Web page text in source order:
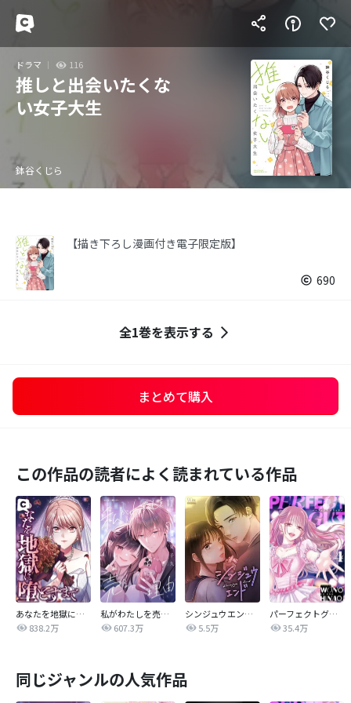
ドラマ 116
推しと出会いたくな
い女子大生
鉢谷くじら
【描き下ろし漫画付き電子限定版】
690
全1巻を表示する
まとめて購入
この作品の読者によく読まれている作品
あなたを地獄に堕とすまで
838.2万
私がわたしを売る理由
607.3万
シンジュウエンド【タテヨミ】
5.5万
パーフェクトグリッター
35.4万
同じジャンルの人気作品